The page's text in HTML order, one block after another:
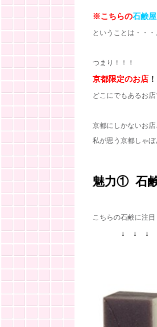
※こちらの石鹸
ということは・・・
つまり！！！
京都限定のお店
どこにでもあるお
京都にしかないお店
私が思う京都しゃぼ
魅力① 石
こちらの石鹸に注
↓ ↓ ↓